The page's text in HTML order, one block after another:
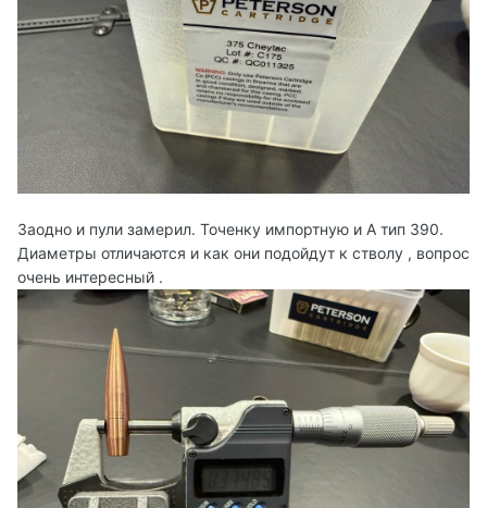
Заодно и пули замерил. Точенку импортную и А тип 390.
Диаметры отличаются и как они подойдут к стволу , вопрос
очень интересный .